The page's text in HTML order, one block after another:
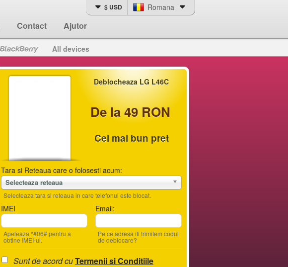
Contact Ajutor
$ USD Romana
All devices
Deblocheaza LG L46C
De la 49 RON
Cel mai bun pret
Tara si Reteaua care o folosesti acum:
Selecteaza reteaua
Selecteaza tara si reteaua in care telefonul este blocat.
IMEI
Apeleaza *#06# pentru a
obtine IMEI-ul.
Email:
Pe ce adresa iti trimitem codul
de deblocare?
Sunt de acord cuTermenii si Conditiile